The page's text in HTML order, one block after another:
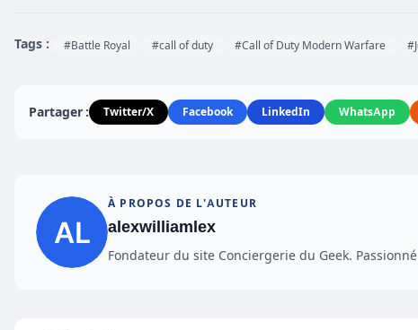
Tags : #Battle Royal #call of duty #Call of Duty Modern Warfare
Partager : Twitter/X Facebook LinkedIn WhatsApp
À PROPOS DE L'AUTEUR
alexwilliamlex
Fondateur du site Conciergerie du Geek.